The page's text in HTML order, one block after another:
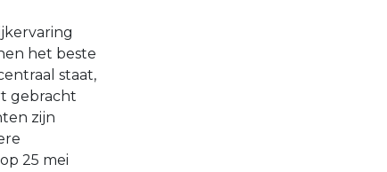
het beste
staat,
gebracht
zijn
25 mei